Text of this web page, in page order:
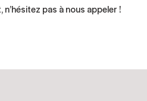
pas à nous appeler !